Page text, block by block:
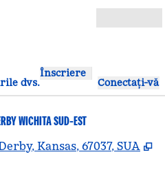
dvs.
Înscriere
Conectați-vă
WICHITA SUD-EST
Kansas, 67037, SUA ,